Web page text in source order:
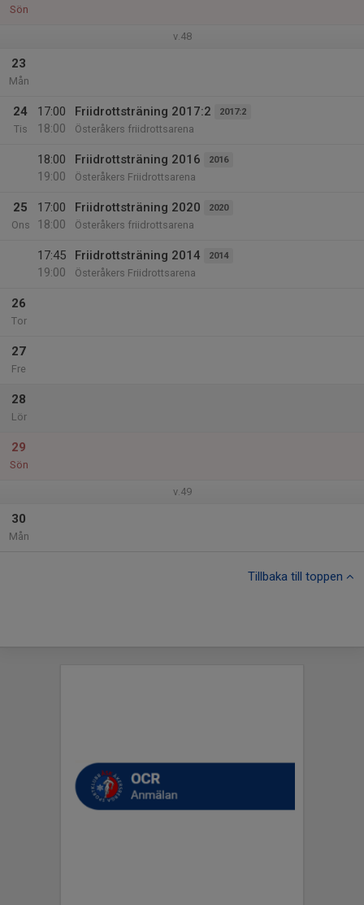
Sön
v.48
23
Mån
24
Tis
17:00
18:00
Friidrottsträning 2017:2 2017:2
Österåkers friidrottsarena
18:00
19:00
Friidrottsträning 2016 2016
Österåkers Friidrottsarena
25
Ons
17:00
18:00
Friidrottsträning 2020 2020
Österåkers friidrottsarena
17:45
19:00
Friidrottsträning 2014 2014
Österåkers Friidrottsarena
26
Tor
27
Fre
28
Lör
29
Sön
v.49
30
Mån
Tillbaka till toppen